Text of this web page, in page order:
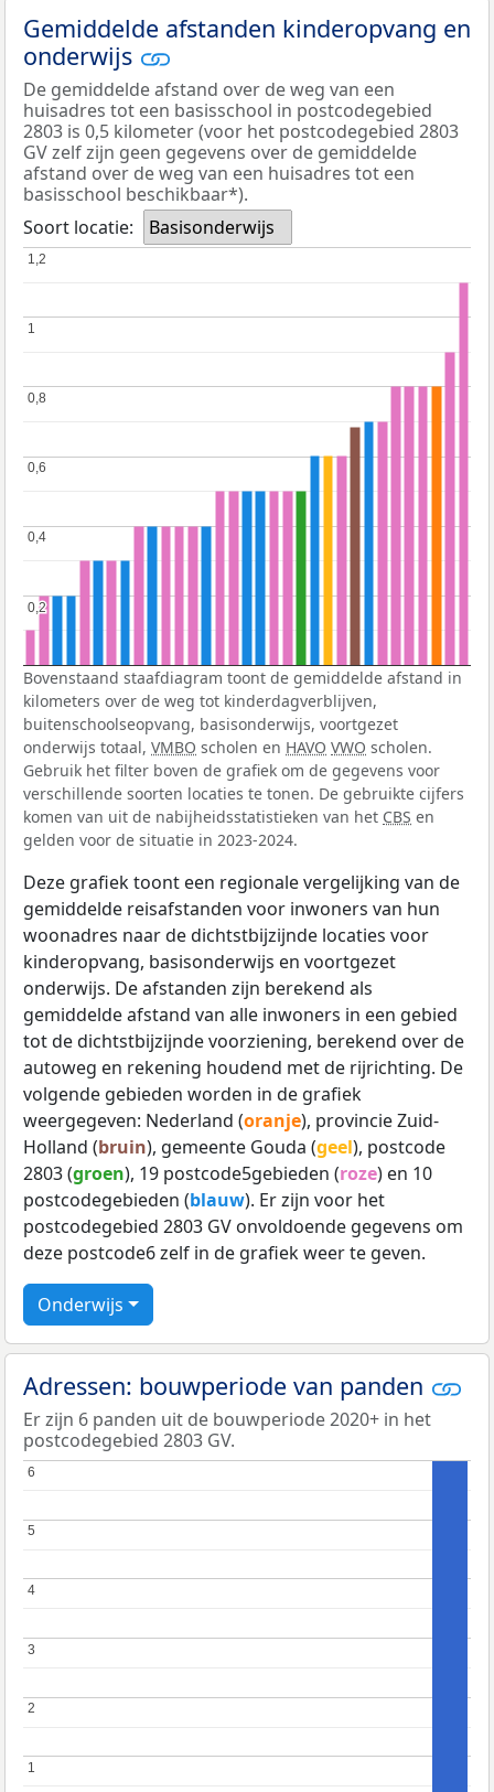
Gemiddelde afstanden kinderopvang en
onderwijs
De gemiddelde afstand over de weg van een
huisadres tot een basisschool in postcodegebied
2803 is 0,5 kilometer (voor het postcodegebied 2803
GV zelf zijn geen gegevens over de gemiddelde
afstand over de weg van een huisadres tot een
basisschool beschikbaar*).
Soort locatie:
Basisonderwijs
0,2
0,2
0,4
0,4
0,6
0,6
0,8
0,8
11
1,2
1,2
Bovenstaand staafdiagram toont de gemiddelde afstand in
kilometers over de weg tot kinderdagverblijven,
buitenschoolseopvang, basisonderwijs, voortgezet
onderwijs totaal, VMBO scholen en HAVO VWO scholen.
Gebruik het filter boven de grafiek om de gegevens voor
verschillende soorten locaties te tonen. De gebruikte cijfers
komen van uit de nabijheidsstatistieken van het CBS en
gelden voor de situatie in 2023-2024.
Deze grafiek toont een regionale vergelijking van de
gemiddelde reisafstanden voor inwoners van hun
woonadres naar de dichtstbijzijnde locaties voor
kinderopvang, basisonderwijs en voortgezet
onderwijs. De afstanden zijn berekend als
gemiddelde afstand van alle inwoners in een gebied
tot de dichtstbijzijnde voorziening, berekend over de
autoweg en rekening houdend met de rijrichting. De
volgende gebieden worden in de grafiek
weergegeven: Nederland (oranje), provincie Zuid-
Holland (bruin), gemeente Gouda (geel), postcode
2803 (groen), 19 postcode5gebieden (roze) en 10
postcodegebieden (blauw). Er zijn voor het
postcodegebied 2803 GV onvoldoende gegevens om
deze postcode6 zelf in de grafiek weer te geven.
Onderwijs
Adressen: bouwperiode van panden
Er zijn 6 panden uit de bouwperiode 2020+ in het
postcodegebied 2803 GV.
1
1
2
2
3
3
4
4
5
5
6
6